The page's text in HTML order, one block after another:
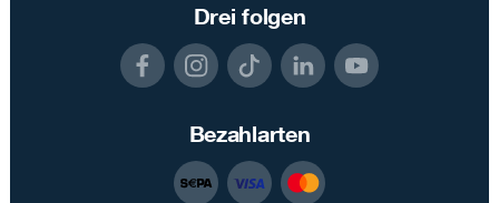
Drei folgen
Bezahlarten